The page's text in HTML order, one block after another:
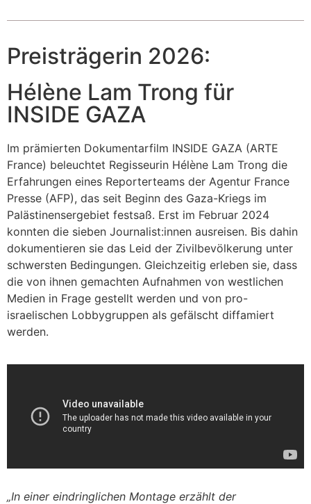
Preisträgerin 2026:
Hélène Lam Trong für
INSIDE GAZA
Im prämierten Dokumentarfilm INSIDE GAZA (ARTE
France) beleuchtet Regisseurin Hélène Lam Trong die
Erfahrungen eines Reporterteams der Agentur France
Presse (AFP), das seit Beginn des Gaza-Kriegs im
Palästinensergebiet festsaß. Erst im Februar 2024
konnten die sieben Journalist:innen ausreisen. Bis dahin
dokumentieren sie das Leid der Zivilbevölkerung unter
schwersten Bedingungen. Gleichzeitig erleben sie, dass
die von ihnen gemachten Aufnahmen von westlichen
Medien in Frage gestellt werden und von pro-
israelischen Lobbygruppen als gefälscht diffamiert
werden.
„In einer eindringlichen Montage erzählt der